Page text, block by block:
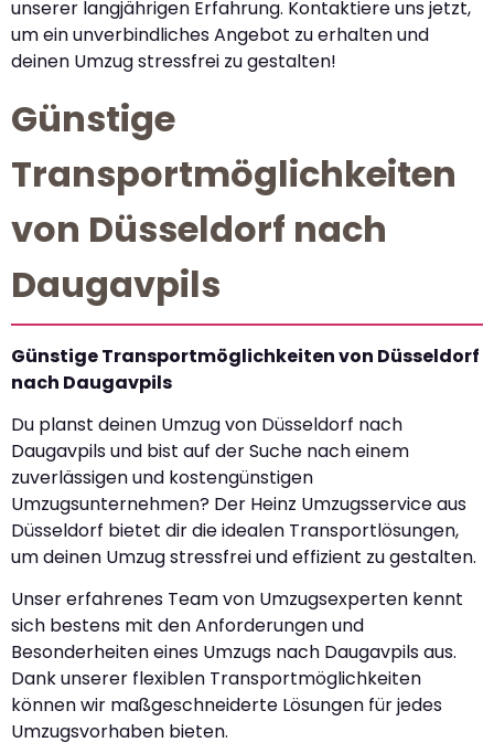
unserer langjährigen Erfahrung. Kontaktiere uns jetzt,
um ein unverbindliches Angebot zu erhalten und
deinen Umzug stressfrei zu gestalten!
Günstige
Transportmöglichkeiten
von Düsseldorf nach
Daugavpils
Günstige Transportmöglichkeiten von Düsseldorf
nach Daugavpils
Du planst deinen Umzug von Düsseldorf nach
Daugavpils und bist auf der Suche nach einem
zuverlässigen und kostengünstigen
Umzugsunternehmen? Der Heinz Umzugsservice aus
Düsseldorf bietet dir die idealen Transportlösungen,
um deinen Umzug stressfrei und effizient zu gestalten.
Unser erfahrenes Team von Umzugsexperten kennt
sich bestens mit den Anforderungen und
Besonderheiten eines Umzugs nach Daugavpils aus.
Dank unserer flexiblen Transportmöglichkeiten
können wir maßgeschneiderte Lösungen für jedes
Umzugsvorhaben bieten.